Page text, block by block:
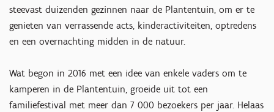
steevast duizenden gezinnen naar de Plantentuin, om er te
genieten van verrassende acts, kinderactiviteiten, optredens
en een overnachting midden in de natuur.
Wat begon in 2016 met een idee van enkele vaders om te
kamperen in de Plantentuin, groeide uit tot een
familiefestival met meer dan 7 000 bezoekers per jaar. Helaas